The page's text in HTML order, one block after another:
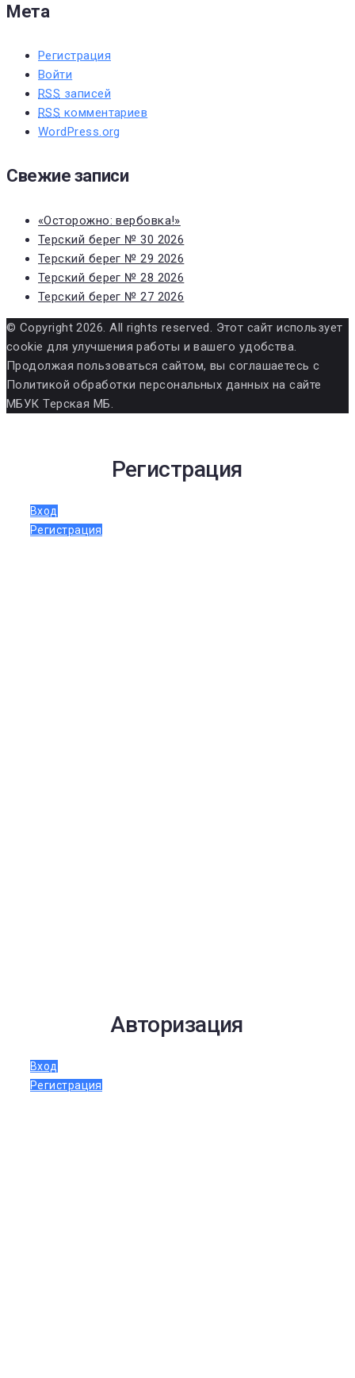
Мета
Регистрация
Войти
RSS записей
RSS комментариев
WordPress.org
Свежие записи
«Осторожно: вербовка!»
Терский берег № 30 2026
Терский берег № 29 2026
Терский берег № 28 2026
Терский берег № 27 2026
© Copyright 2026. All rights reserved. Этот сайт использует
cookie для улучшения работы и вашего удобства.
Продолжая пользоваться сайтом, вы соглашаетесь с
Политикой обработки персональных данных на сайте
МБУК Терская МБ.
Регистрация
Вход
Регистрация
Авторизация
Вход
Регистрация